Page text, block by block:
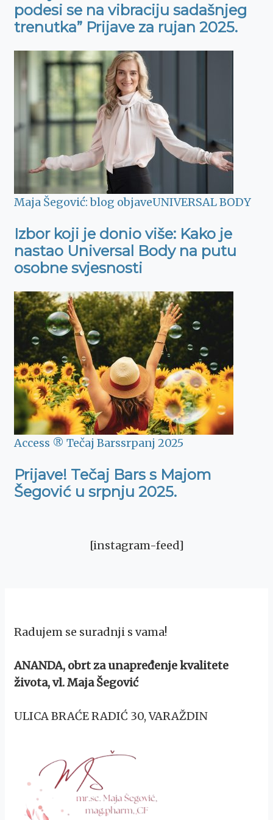
podesi se na vibraciju sadašnjeg
trenutka” Prijave za rujan 2025.
Maja Šegović: blog objaveUNIVERSAL BODY
Izbor koji je donio više: Kako je
nastao Universal Body na putu
osobne svjesnosti
Access ® Tečaj Barssrpanj 2025
Prijave! Tečaj Bars s Majom
Šegović u srpnju 2025.
[instagram-feed]
Radujem se suradnji s vama!
ANANDA, obrt za unapređenje kvalitete
života, vl. Maja Šegović
ULICA BRAĆE RADIĆ 30, VARAŽDIN